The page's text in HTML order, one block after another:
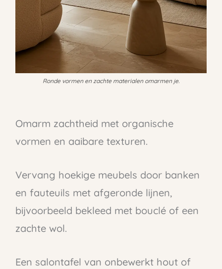
Ronde vormen en zachte materialen omarmen je.
Omarm zachtheid met organische
vormen en aaibare texturen.
Vervang hoekige meubels door banken
en fauteuils met afgeronde lijnen,
bijvoorbeeld bekleed met bouclé of een
zachte wol.
Een salontafel van onbewerkt hout of